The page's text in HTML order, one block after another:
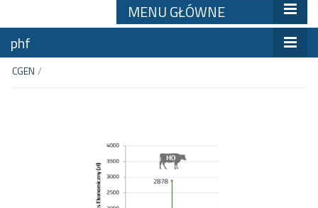
MENU GŁÓWNE
phf
CGEN /